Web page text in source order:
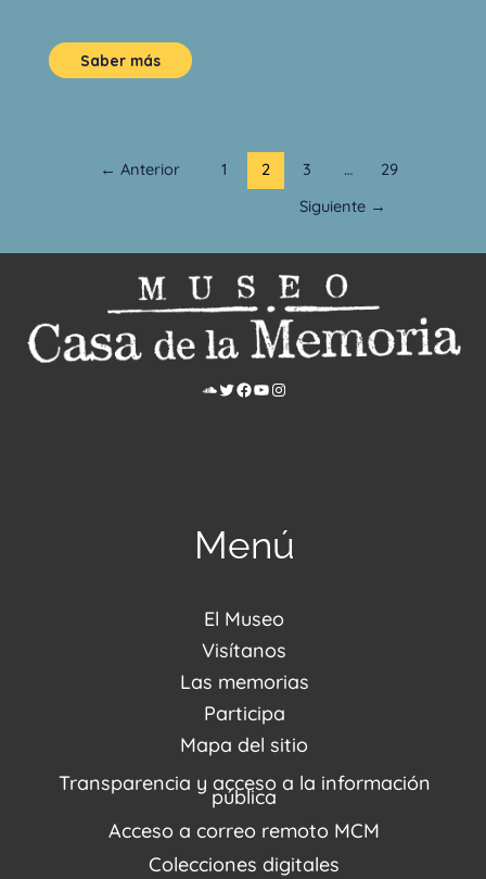
Saber más
← Anterior 1 2 3 …
29
Siguiente →
Menú
El Museo
Acerca de nosotros
Noticias
PQRSDF
Visítanos
Visítanos
Reserva tus espacios
Agenda / Programación
Recorridos Virtuales
Las memorias
Centro de Recursos
Repositorio (MUSEO / CASA / MEMORIA)
Narrativas del conflicto
Proyectos
Enlaces de memorias
Fondo Editorial
Participa
Estímulos
Mapa del sitio
Transparencia y acceso a la información
pública
Acceso a correo remoto MCM
Colecciones digitales